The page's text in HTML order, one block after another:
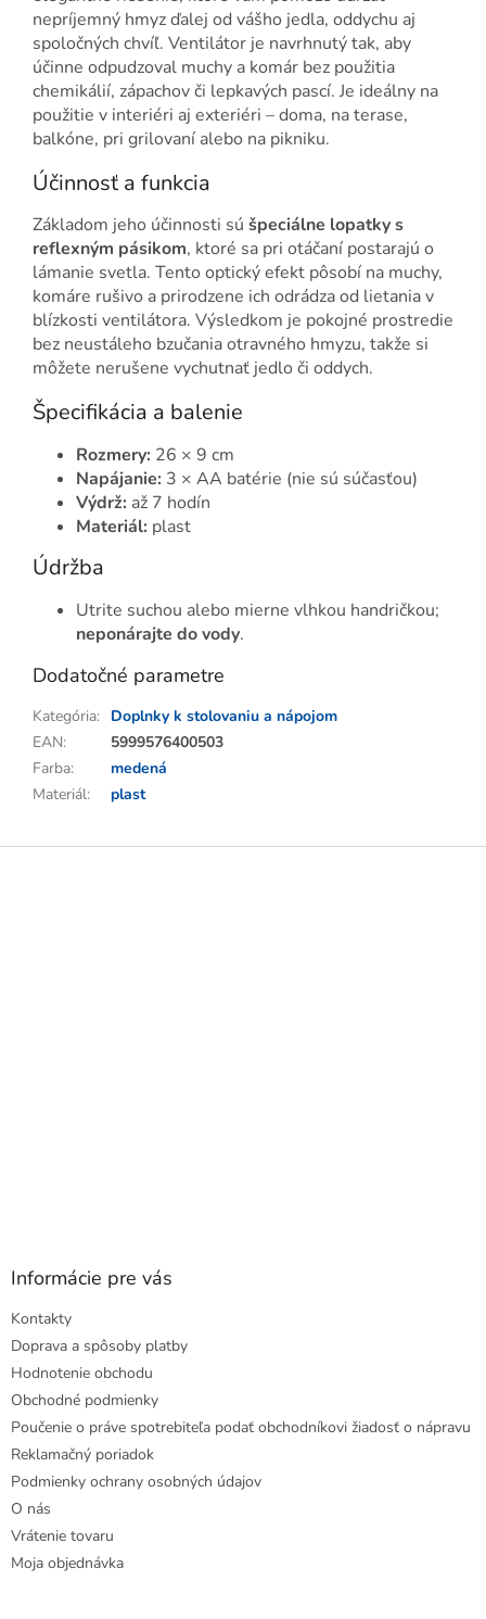
nepríjemný hmyz ďalej od vášho jedla, oddychu aj
spoločných chvíľ. Ventilátor je navrhnutý tak, aby
účinne odpudzoval muchy a komár bez použitia
chemikálií, zápachov či lepkavých pascí. Je ideálny na
použitie v interiéri aj exteriéri – doma, na terase,
balkóne, pri grilovaní alebo na pikniku.
Účinnosť a funkcia
Základom jeho účinnosti sú špeciálne lopatky s
reflexným pásikom, ktoré sa pri otáčaní postarajú o
lámanie svetla. Tento optický efekt pôsobí na muchy,
komáre rušivo a prirodzene ich odrádza od lietania v
blízkosti ventilátora. Výsledkom je pokojné prostredie
bez neustáleho bzučania otravného hmyzu, takže si
môžete nerušene vychutnať jedlo či oddych.
Špecifikácia a balenie
Rozmery: 26 × 9 cm
Napájanie: 3 × AA batérie (nie sú súčasťou)
Výdrž: až 7 hodín
Materiál: plast
Údržba
Utrite suchou alebo mierne vlhkou handričkou;
neponárajte do vody.
Dodatočné parametre
Kategória: Doplnky k stolovaniu a nápojom
EAN:
5999576400503
Farba:
medená
Materiál: plast
Z
Informácie pre vás
Kontakty
Doprava a spôsoby platby
Hodnotenie obchodu
Obchodné podmienky
Poučenie o práve spotrebiteľa podať obchodníkovi žiadosť o nápravu
Reklamačný poriadok
Podmienky ochrany osobných údajov
O nás
Vrátenie tovaru
Moja objednávka